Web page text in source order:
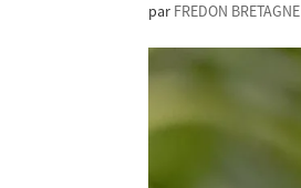
par FREDON BRETAGNE